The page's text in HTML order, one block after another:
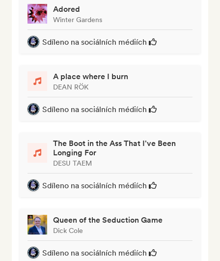
Adored
Winter Gardens
Sdíleno na sociálních médiích
A place where I burn
DEAN RÖK
Sdíleno na sociálních médiích
The Boot in the Ass That I've Been
Longing For
DESU TAEM
Sdíleno na sociálních médiích
Queen of the Seduction Game
Dick Cole
Sdíleno na sociálních médiích